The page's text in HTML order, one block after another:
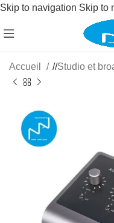
Skip to navigation Skip to
Accueil / Studio et